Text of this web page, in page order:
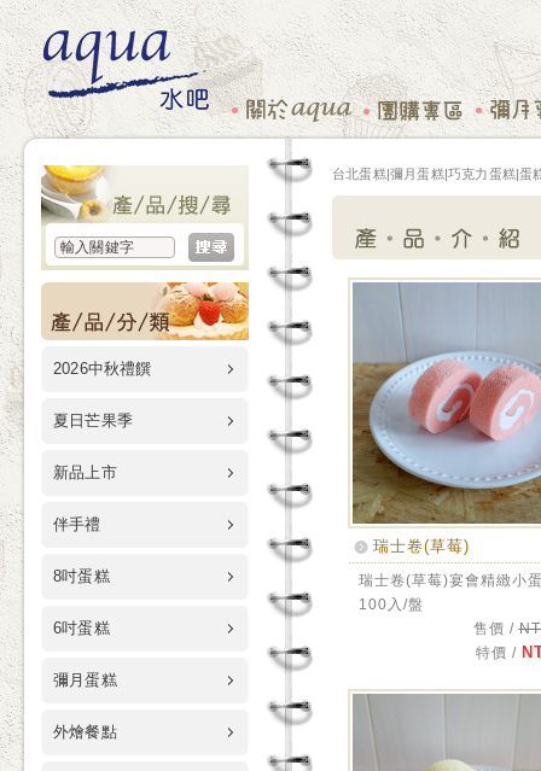
2026中秋禮饌
夏日芒果季
新品上市
伴手禮
8吋蛋糕
6吋蛋糕
彌月蛋糕
外燴餐點
台北蛋糕|彌月蛋糕|巧克力蛋糕|蛋
瑞士卷(草莓)
瑞士卷(草莓)宴會精緻小
100入/盤
售價 /
特價 /